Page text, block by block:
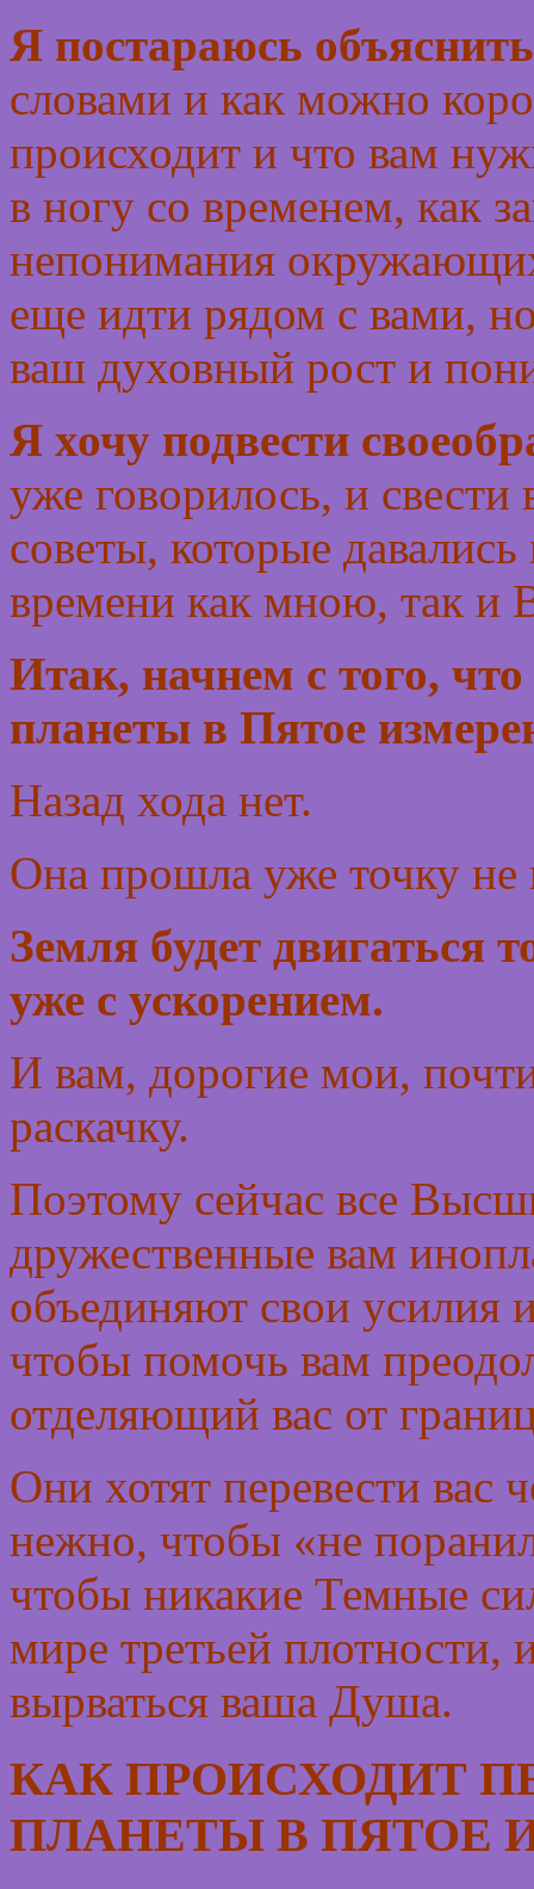
Я постараюсь объяснить
словами и как можно
происходит и что вам
в ногу со временем, как
непонимания
еще идти рядом с вами,
ваш духовный рост и
Я хочу подвести
уже говорилось, и
советы, которые
времени как мною, так
Итак, начнем с того,
планеты в Пятое
Назад хода нет.
Она прошла уже точку не
Земля будет двигаться
уже с ускорением.
И вам, дорогие мои,
раскачку.
Поэтому сейчас все
дружественные вам
объединяют свои усилия
чтобы помочь вам
отделяющий вас от
Они хотят перевести вас
нежно, чтобы «не
чтобы никакие Темные
мире третьей плотности,
вырваться ваша Душа.
КАК ПРОИСХОДИТ
ПЛАНЕТЫ В ПЯТОЕ